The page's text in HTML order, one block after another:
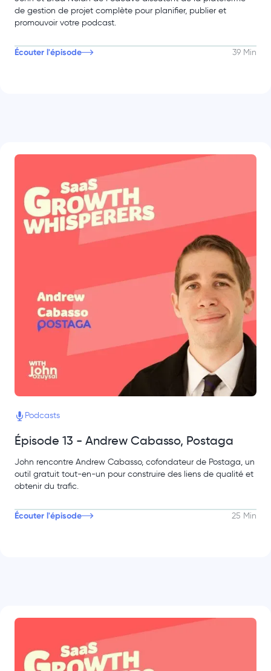
de gestion de projet complète pour planifier, publier et
promouvoir votre podcast.
Écouter l'épisode 39 Min
Podcasts
Épisode 13 - Andrew Cabasso, Postaga
John rencontre Andrew Cabasso, cofondateur de Postaga, un
outil gratuit tout-en-un pour construire des liens de qualité et
obtenir du trafic.
Écouter l'épisode 25 Min